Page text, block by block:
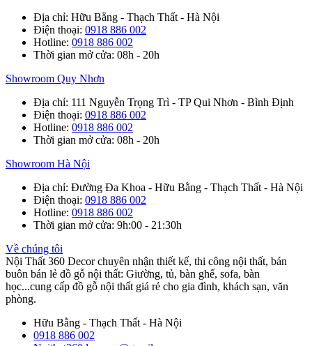
Địa chỉ: Hữu Bằng - Thạch Thất - Hà Nội
Điện thoại: 0918 886 002
Hotline: 0918 886 002
Thời gian mở cửa: 08h - 20h
Showroom Quy Nhơn
Địa chỉ: 111 Nguyễn Trọng Trì - TP Qui Nhơn - Bình Định
Điện thoại: 0918 886 002
Hotline: 0918 886 002
Thời gian mở cửa: 08h - 20h
Showroom Hà Nội
Địa chỉ: Đường Đa Khoa - Hữu Bằng - Thạch Thất - Hà Nội
Điện thoại: 0918 886 002
Hotline: 0918 886 002
Thời gian mở cửa: 9h:00 - 21:30h
Về chúng tôi
Nội Thất 360 Decor chuyên nhận thiết kế, thi công nội thất, bán
buôn bán lẻ đồ gỗ nội thất: Giường, tủ, bàn ghế, sofa, bàn
học...cung cấp đồ gỗ nội thất giá rẻ cho gia đình, khách sạn, văn
phòng.
Hữu Bằng - Thạch Thất - Hà Nội
0918 886 002